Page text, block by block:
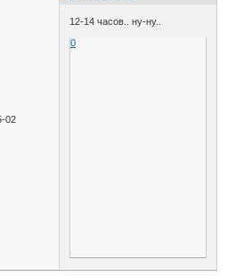
02
12-14 часов.. ну-ну..
0